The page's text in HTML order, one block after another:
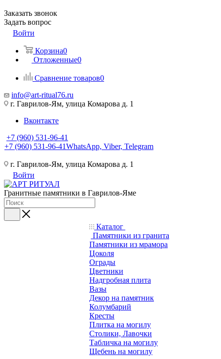
Заказать звонок
Задать вопрос
Войти
Корзина0
Отложенные0
Сравнение товаров0
info@art-ritual76.ru
г. Гаврилов-Ям, улица Комарова д. 1
Вконтакте
+7 (960) 531-96-41
+7 (960) 531-96-41WhatsApp, Viber, Telegram
г. Гаврилов-Ям, улица Комарова д. 1
Войти
Гранитные памятники в Гаврилов-Яме
Каталог
Памятники из гранита
Памятники из мрамора
Цоколя
Ограды
Цветники
Надгробная плита
Вазы
Декор на памятник
Колумбарий
Кресты
Плитка на могилу
Столики, Лавочки
Табличка на могилу
Щебень на могилу